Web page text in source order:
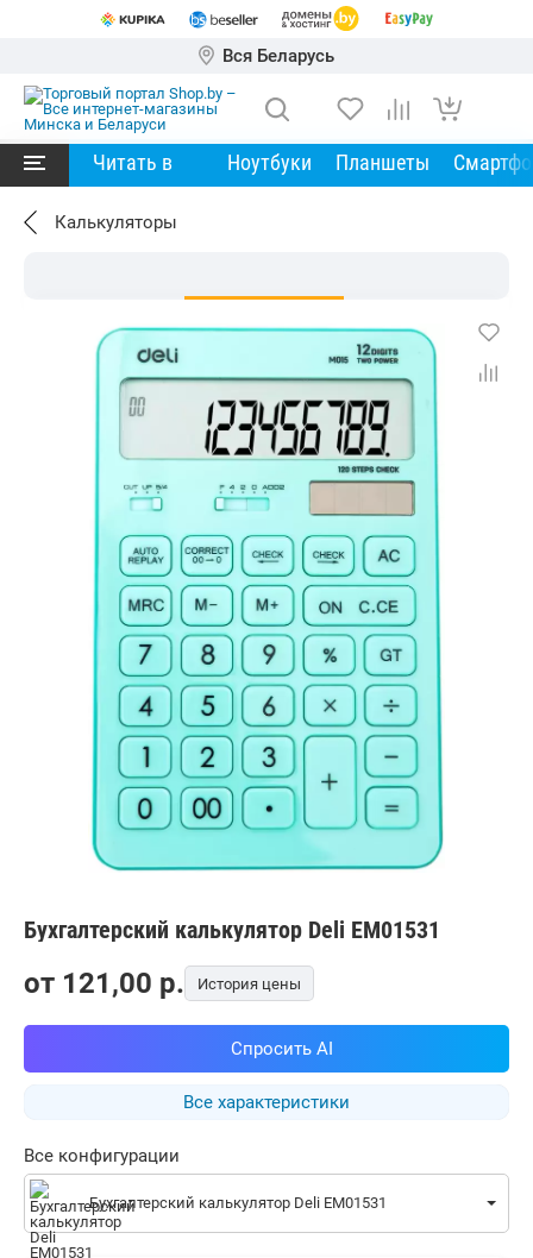
Вся Беларусь
Читать в Ноутбуки Планшеты
Калькуляторы
Бухгалтерский калькулятор Deli EM01531
Все характеристики
Все конфигурации
Бухгалтерский калькулятор Deli EM01531
от 121,00 p. История цены
Спросить AI